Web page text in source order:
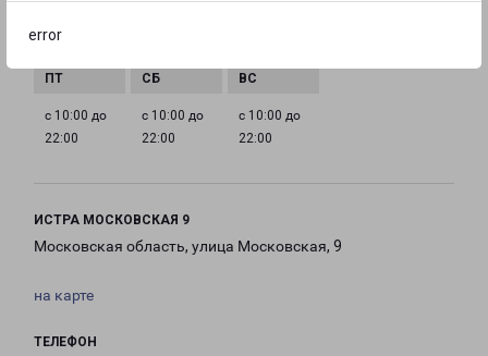
error22:00
с 10:00 до
22:00
с 10:00 до
22:00
с 10:00 до
22:00
ИСТРА МОСКОВСКАЯ 9
Московская область, улица Московская, 9
на карте
ТЕЛЕФОН